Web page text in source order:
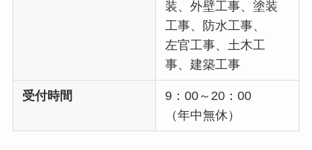
装、外壁工事、塗装
工事、防水工事、
左官工事、土木工
事、建築工事
受付時間
9：00～20：00
（年中無休）